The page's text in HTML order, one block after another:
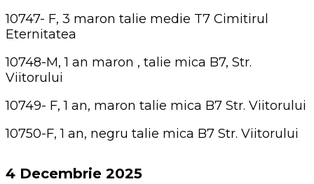
10747- F, 3 maron talie medie T7 Cimitirul
Eternitatea
10748-M, 1 an maron , talie mica B7, Str.
Viitorului
10749- F, 1 an, maron talie mica B7 Str. Viitorului
10750-F, 1 an, negru talie mica B7 Str. Viitorului
4 Decembrie 2025